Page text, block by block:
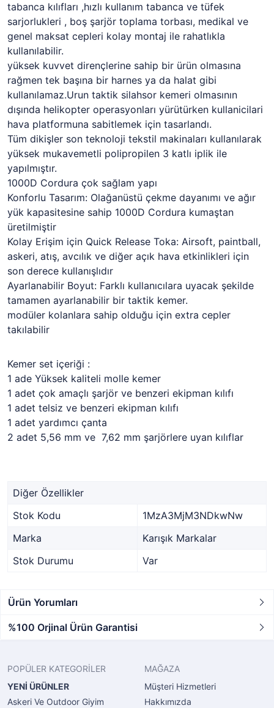
tabanca kılıfları ,hızlı kullanım tabanca ve tüfek
sarjorlukleri , boş şarjör toplama torbası, medikal ve
genel maksat cepleri kolay montaj ile rahatlıkla
kullanılabilir.
yüksek kuvvet dirençlerine sahip bir ürün olmasına
rağmen tek başına bir harnes ya da halat gibi
kullanılamaz.Urun taktik silahsor kemeri olmasının
dışında helikopter operasyonları yürütürken kullanicilari
hava platformuna sabitlemek için tasarlandı.
Tüm dikişler son teknoloji tekstil makinaları kullanılarak
yüksek mukavemetli polipropilen 3 katlı iplik ile
yapılmıştır.
1000D Cordura çok sağlam yapı
Konforlu Tasarım: Olağanüstü çekme dayanımı ve ağır
yük kapasitesine sahip 1000D Cordura kumaştan
üretilmiştir
Kolay Erişim için Quick Release Toka: Airsoft, paintball,
askeri, atış, avcılık ve diğer açık hava etkinlikleri için
son derece kullanışlıdır
Ayarlanabilir Boyut: Farklı kullanıcılara uyacak şekilde
tamamen ayarlanabilir bir taktik kemer.
modüler kolanlara sahip olduğu için extra cepler
takılabilir
Kemer set içeriği :
1 ade Yüksek kaliteli molle kemer
1 adet çok amaçlı şarjör ve benzeri ekipman kılıfı
1 adet telsiz ve benzeri ekipman kılıfı
1 adet yardımcı çanta
2 adet 5,56 mm ve 7,62 mm şarjörlere uyan kılıflar
Diğer Özellikler
Stok Kodu
1MzA3MjM3NDkwNw
Marka
Karışık Markalar
Stok Durumu
Var
Ürün Yorumları
%100 Orjinal Ürün Garantisi
POPÜLER KATEGORİLER
YENİ ÜRÜNLER
Askeri Ve Outdoor Giyim
MAĞAZA
Müşteri Hizmetleri
Hakkımızda